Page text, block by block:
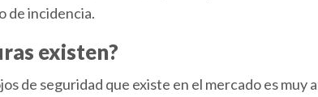
de incidencia.
existen?
de seguridad que existe en el mercado es muy